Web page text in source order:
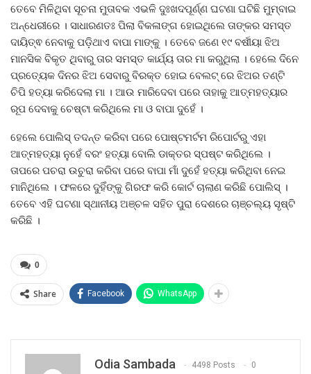
ତେବେ ମିଳିଥିବା ସୂଚନା ମୁତାବକ ଏଭଳି ଦୁଃଖଦପୂର୍ଣ୍ଣ ଘଟଣା ଘଟିଛି ମୁମ୍ବାଇ
ଅନ୍ଧେରୀରେ । ସାଧାରଣତଃ ପିଲା ବିକଳାଙ୍ଗ ହୋଇଥିଲେ ତାଙ୍କର ସମସ୍ତ
ଦାୟିତ୍ଵ ନେବାକୁ ପଡ଼ିଥାଏ ବାପା ମାଙ୍କୁ । ତେବେ ଜଣେ ୧୯ ବର୍ଷୀୟା ଝିଅ
ମାନସିକ ବିକୃତ ଥିବାରୁ ତାର ସମସ୍ତ କାର୍ଯ୍ୟ ତାର ମା କରୁଥିଲା । ହେଲେ ଦିନେ
ପ୍ରତ୍ୟେକ ଦିନର ଝିଅ ସେବାରୁ ବିରକ୍ତ ହୋଇ ବେଲଟ୍ ରେ ଝିଅର ତଣ୍ଟି
ଚିପି ହତ୍ୟା କରିଦେଲା ମା । ଆଉ ମାରିଦେବା ପରେ ତାହାକୁ ଆତ୍ମହତ୍ୟାର
ରୂପ ଦେବାକୁ ଚେଷ୍ଟା କରିଥିଲେ ମା ଓ ବାପା ଦୁହେଁ ।
ହେଲେ ପୋଲିସ୍ ତଦନ୍ତ କରିବା ପରେ ପୋଷ୍ଟମର୍ଟମ ରିପୋର୍ଟରୁ ଏହା
ଆତ୍ମହତ୍ୟା ନୁହେଁ ବରଂ ହତ୍ୟା ବୋଲି ଡାକ୍ତର ସ୍ପଷ୍ଟ କରିଥିଲେ ।
ତାପରେ ପଚରା ଉଚୁରା କରିବା ପରେ ବାପା ମାଁ ଦୁହେଁ ହତ୍ୟା କରିଥିବା ନେଇ
ମାନିଥିଲେ । ଫଳରେ ଦୁହିଁଙ୍କୁ ଗିରଫ କରି କୋର୍ଟ ଚାଲାଣ କରିଛି ପୋଲିସ୍ ।
ତେବେ ଏହି ଘଟଣା ସ୍ଥାନୀୟ ଅଞ୍ଚଳ ସହିତ ପୁରା ଦେଶରେ ଚାଞ୍ଚଲ୍ୟ ସୃଷ୍ଟି
କରିଛି ।
0
Share Facebook WhatsApp
Odia Sambada 4498 Posts 0